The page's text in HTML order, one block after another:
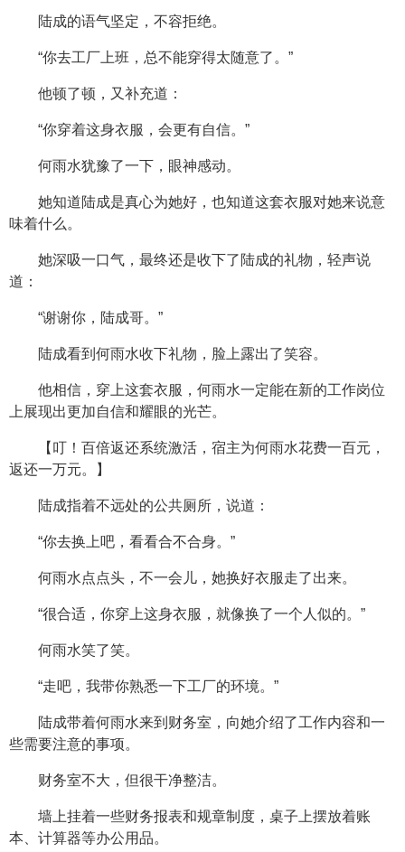
陆成的语气坚定，不容拒绝。
“你去工厂上班，总不能穿得太随意了。”
他顿了顿，又补充道：
“你穿着这身衣服，会更有自信。”
何雨水犹豫了一下，眼神感动。
她知道陆成是真心为她好，也知道这套衣服对她来说意
味着什么。
她深吸一口气，最终还是收下了陆成的礼物，轻声说
道：
“谢谢你，陆成哥。”
陆成看到何雨水收下礼物，脸上露出了笑容。
他相信，穿上这套衣服，何雨水一定能在新的工作岗位
上展现出更加自信和耀眼的光芒。
【叮！百倍返还系统激活，宿主为何雨水花费一百元，
返还一万元。】
陆成指着不远处的公共厕所，说道：
“你去换上吧，看看合不合身。”
何雨水点点头，不一会儿，她换好衣服走了出来。
“很合适，你穿上这身衣服，就像换了一个人似的。”
何雨水笑了笑。
“走吧，我带你熟悉一下工厂的环境。”
陆成带着何雨水来到财务室，向她介绍了工作内容和一
些需要注意的事项。
财务室不大，但很干净整洁。
墙上挂着一些财务报表和规章制度，桌子上摆放着账
本、计算器等办公用品。